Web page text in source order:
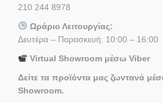
210 244 8978
Ωράριο Λειτουργίας:
Δευτέρα – Παρασκευή: 10:00 – 16:00
Virtual Showroom μέσω Viber
Δείτε τα προϊόντα μας ζωντανά
Showroom.